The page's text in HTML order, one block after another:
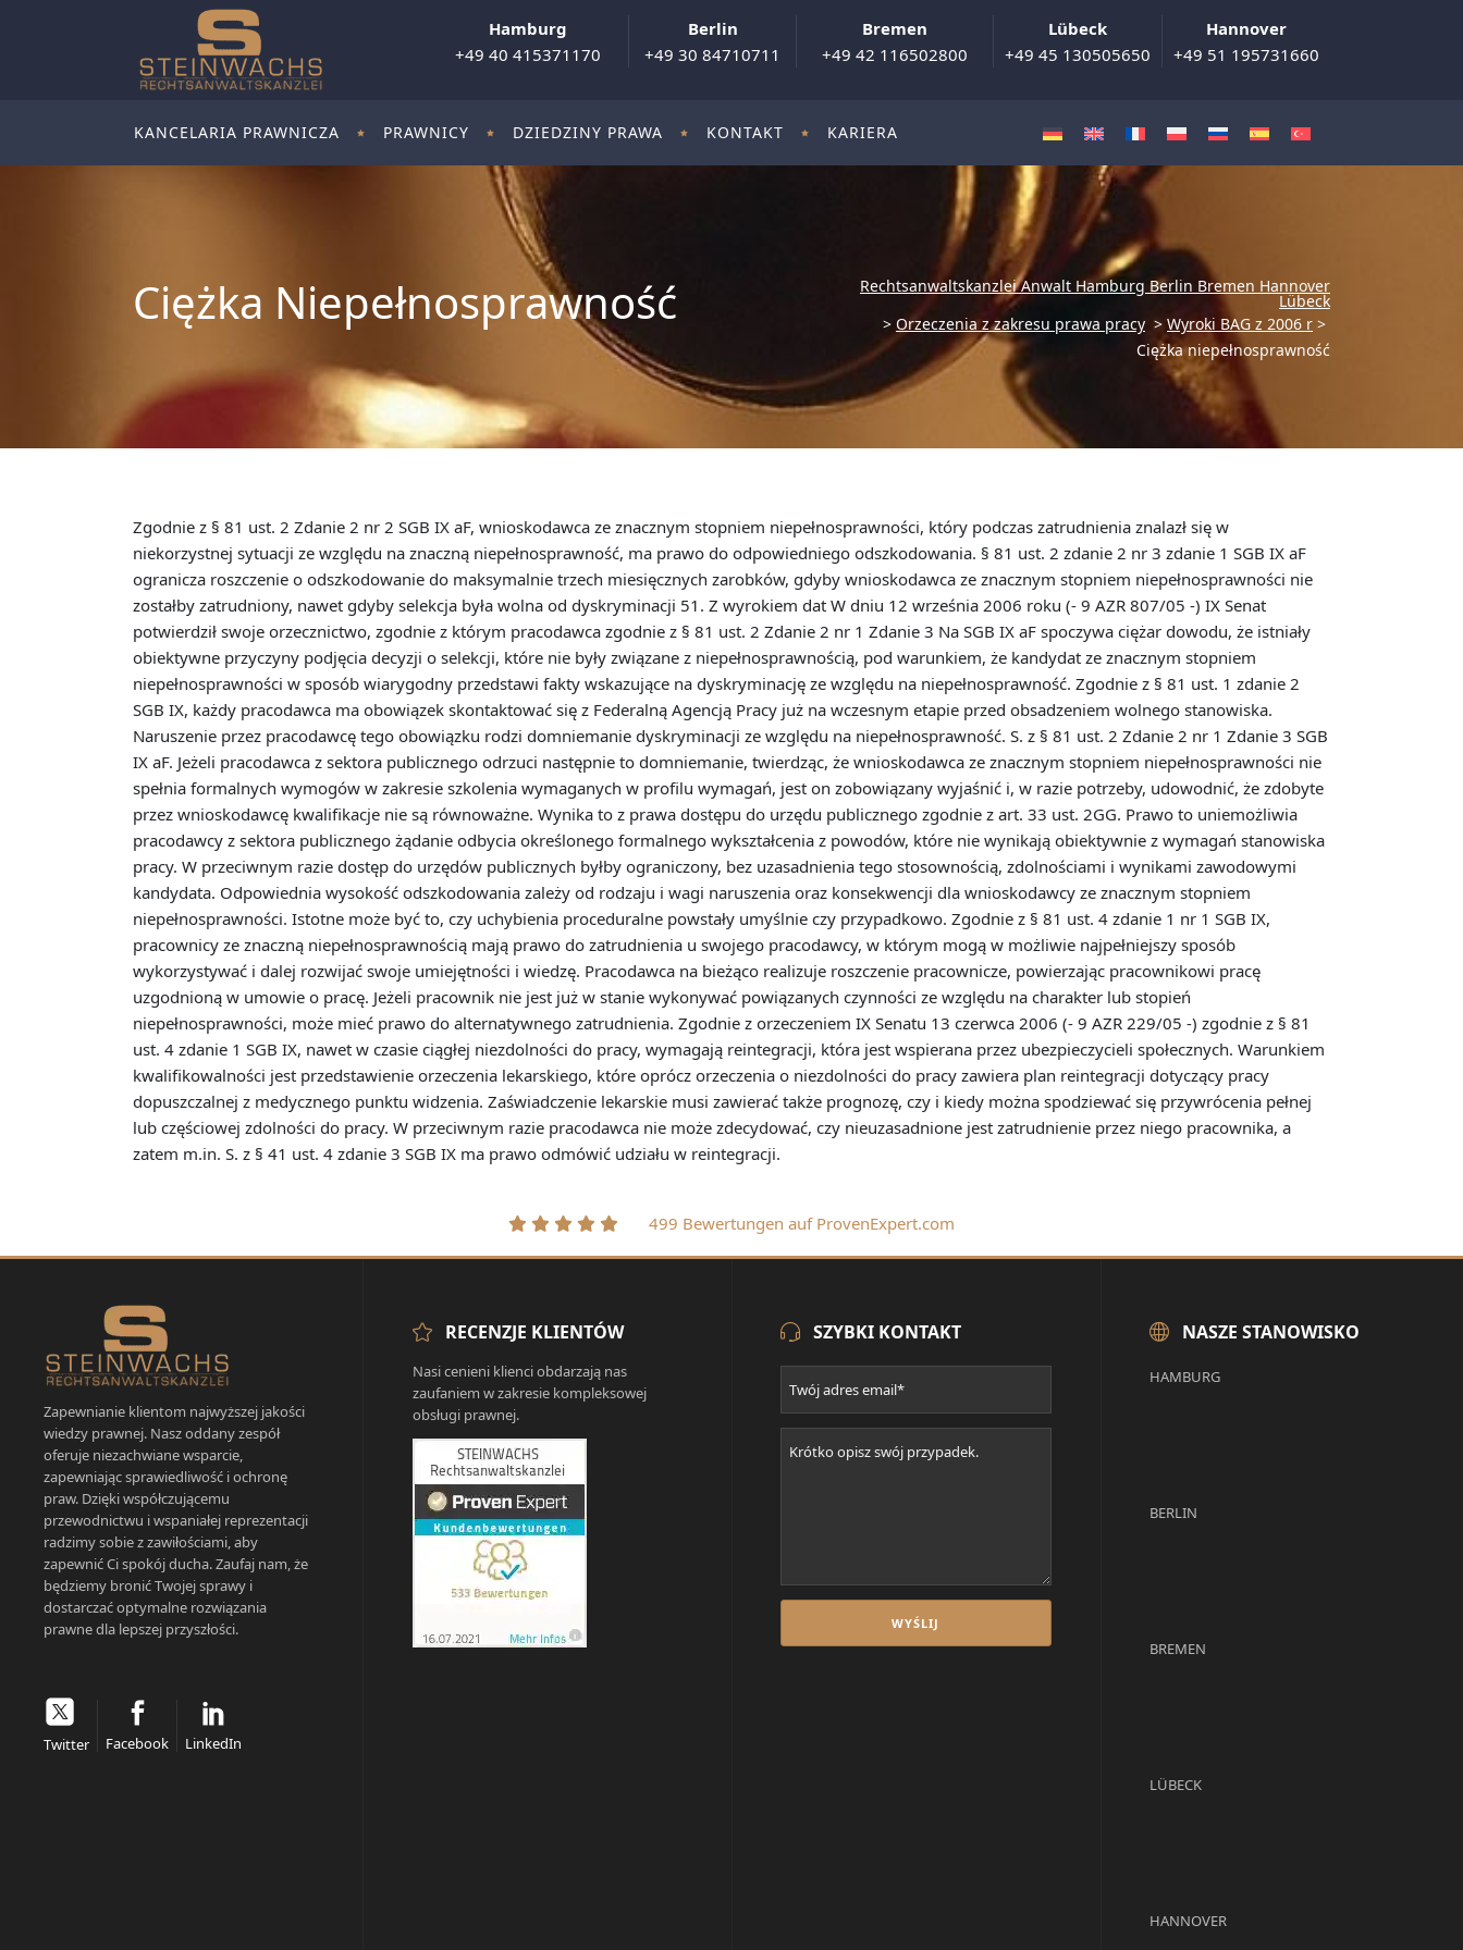
Hamburg
+49 40 415371170
Berlin
+49 30 84710711
Bremen
+49 42 116502800
Lübeck
+49 45 130505650
Hannover
+49 51 195731660
KANCELARIA PRAWNICZA PRAWNICY DZIEDZINY PRAWA KONTAKT KARIERA
Ciężka Niepełnosprawność Rechtsanwaltskanzlei Anwalt Hamburg Berlin Bremen Hannover
Lübeck
> Orzeczenia z zakresu prawa pracy > Wyroki BAG z 2006 r >
Ciężka niepełnosprawność
Zgodnie z § 81 ust. 2 Zdanie 2 nr 2 SGB IX aF, wnioskodawca ze znacznym stopniem niepełnosprawności, który podczas zatrudnienia znalazł się w
niekorzystnej sytuacji ze względu na znaczną niepełnosprawność, ma prawo do odpowiedniego odszkodowania. § 81 ust. 2 zdanie 2 nr 3 zdanie 1 SGB IX aF
ogranicza roszczenie o odszkodowanie do maksymalnie trzech miesięcznych zarobków, gdyby wnioskodawca ze znacznym stopniem niepełnosprawności nie
zostałby zatrudniony, nawet gdyby selekcja była wolna od dyskryminacji 51. Z wyrokiem dat W dniu 12 września 2006 roku (- 9 AZR 807/05 -) IX Senat
potwierdził swoje orzecznictwo, zgodnie z którym pracodawca zgodnie z § 81 ust. 2 Zdanie 2 nr 1 Zdanie 3 Na SGB IX aF spoczywa ciężar dowodu, że istniały
obiektywne przyczyny podjęcia decyzji o selekcji, które nie były związane z niepełnosprawnością, pod warunkiem, że kandydat ze znacznym stopniem
niepełnosprawności w sposób wiarygodny przedstawi fakty wskazujące na dyskryminację ze względu na niepełnosprawność. Zgodnie z § 81 ust. 1 zdanie 2
SGB IX, każdy pracodawca ma obowiązek skontaktować się z Federalną Agencją Pracy już na wczesnym etapie przed obsadzeniem wolnego stanowiska.
Naruszenie przez pracodawcę tego obowiązku rodzi domniemanie dyskryminacji ze względu na niepełnosprawność. S. z § 81 ust. 2 Zdanie 2 nr 1 Zdanie 3 SGB
IX aF. Jeżeli pracodawca z sektora publicznego odrzuci następnie to domniemanie, twierdząc, że wnioskodawca ze znacznym stopniem niepełnosprawności nie
spełnia formalnych wymogów w zakresie szkolenia wymaganych w profilu wymagań, jest on zobowiązany wyjaśnić i, w razie potrzeby, udowodnić, że zdobyte
przez wnioskodawcę kwalifikacje nie są równoważne. Wynika to z prawa dostępu do urzędu publicznego zgodnie z art. 33 ust. 2GG. Prawo to uniemożliwia
pracodawcy z sektora publicznego żądanie odbycia określonego formalnego wykształcenia z powodów, które nie wynikają obiektywnie z wymagań stanowiska
pracy. W przeciwnym razie dostęp do urzędów publicznych byłby ograniczony, bez uzasadnienia tego stosownością, zdolnościami i wynikami zawodowymi
kandydata. Odpowiednia wysokość odszkodowania zależy od rodzaju i wagi naruszenia oraz konsekwencji dla wnioskodawcy ze znacznym stopniem
niepełnosprawności. Istotne może być to, czy uchybienia proceduralne powstały umyślnie czy przypadkowo. Zgodnie z § 81 ust. 4 zdanie 1 nr 1 SGB IX,
pracownicy ze znaczną niepełnosprawnością mają prawo do zatrudnienia u swojego pracodawcy, w którym mogą w możliwie najpełniejszy sposób
wykorzystywać i dalej rozwijać swoje umiejętności i wiedzę. Pracodawca na bieżąco realizuje roszczenie pracownicze, powierzając pracownikowi pracę
uzgodnioną w umowie o pracę. Jeżeli pracownik nie jest już w stanie wykonywać powiązanych czynności ze względu na charakter lub stopień
niepełnosprawności, może mieć prawo do alternatywnego zatrudnienia. Zgodnie z orzeczeniem IX Senatu 13 czerwca 2006 (- 9 AZR 229/05 -) zgodnie z § 81
ust. 4 zdanie 1 SGB IX, nawet w czasie ciągłej niezdolności do pracy, wymagają reintegracji, która jest wspierana przez ubezpieczycieli społecznych. Warunkiem
kwalifikowalności jest przedstawienie orzeczenia lekarskiego, które oprócz orzeczenia o niezdolności do pracy zawiera plan reintegracji dotyczący pracy
dopuszczalnej z medycznego punktu widzenia. Zaświadczenie lekarskie musi zawierać także prognozę, czy i kiedy można spodziewać się przywrócenia pełnej
lub częściowej zdolności do pracy. W przeciwnym razie pracodawca nie może zdecydować, czy nieuzasadnione jest zatrudnienie przez niego pracownika, a
zatem m.in. S. z § 41 ust. 4 zdanie 3 SGB IX ma prawo odmówić udziału w reintegracji.
499 Bewertungen auf ProvenExpert.com
Zapewnianie klientom najwyższej jakości
wiedzy prawnej. Nasz oddany zespół
oferuje niezachwiane wsparcie,
zapewniając sprawiedliwość i ochronę
praw. Dzięki współczującemu
przewodnictwu i wspaniałej reprezentacji
radzimy sobie z zawiłościami, aby
zapewnić Ci spokój ducha. Zaufaj nam, że
będziemy bronić Twojej sprawy i
dostarczać optymalne rozwiązania
prawne dla lepszej przyszłości.
Twitter Facebook LinkedIn
RECENZJE KLIENTÓW
Nasi cenieni klienci obdarzają nas
zaufaniem w zakresie kompleksowej
obsługi prawnej.
SZYBKI KONTAKT NASZE STANOWISKO
HAMBURG
BERLIN
BREMEN
LÜBECK
HANNOVER